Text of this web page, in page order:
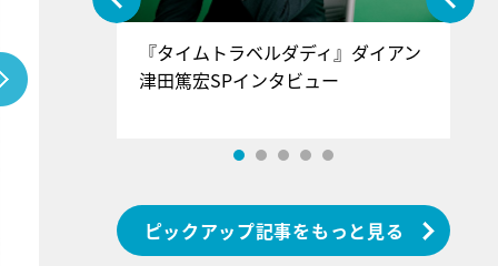
』＝LOV
インタ
『タイムトラベルダディ』ダイアン
津田篤宏SPインタビュー
ピックアップ記事をもっと見る